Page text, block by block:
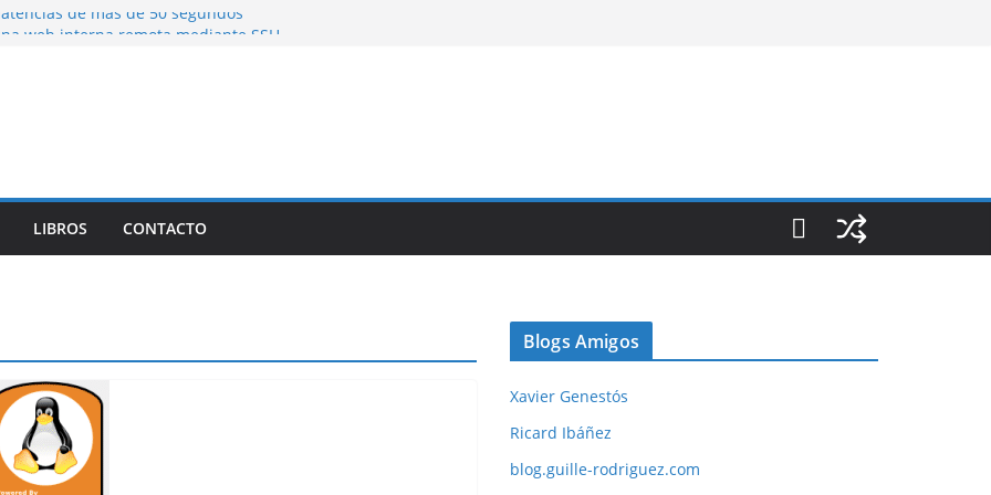
de mas de 50 segundos
LIBROS CONTACTO
Blogs Amigos
Xavier Genestós
Ricard Ibáñez
blog.guille-rodriguez.com